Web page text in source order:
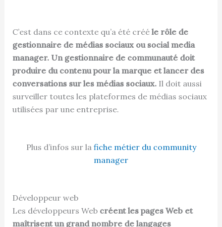
C’est dans ce contexte qu’a été créé le rôle de
gestionnaire de médias sociaux ou social media
manager. Un gestionnaire de communauté doit
produire du contenu pour la marque et lancer des
conversations sur les médias sociaux.Il doit aussi
surveiller toutes les plateformes de médias sociaux
utilisées par une entreprise.
Plus d’infos sur la fiche métier du community
manager
Développeur web
Les développeurs Web créent les pages Web et
maîtrisent un grand nombre de langages